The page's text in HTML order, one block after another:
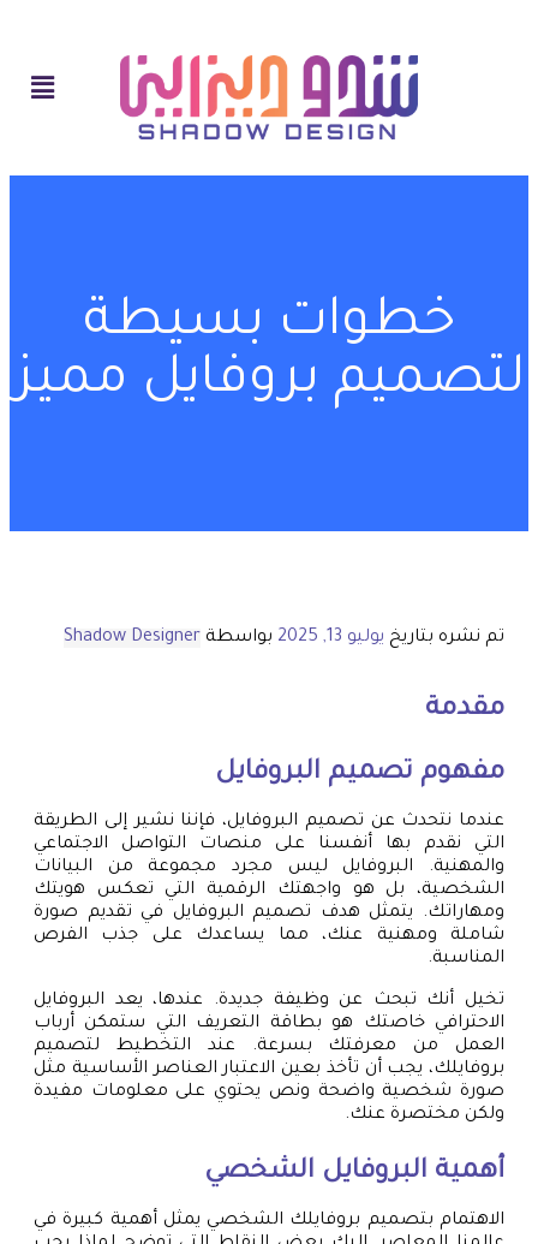
خطوات بسيطة
لتصميم بروفايل مميز
تم نشره بتاريخ يوليو 13, 2025 بواسطة Shadow Designer
مقدمة
مفهوم تصميم البروفايل
عندما نتحدث عن تصميم البروفايل، فإننا نشير إلى الطريقة
التي نقدم بها أنفسنا على منصات التواصل الاجتماعي
والمهنية. البروفايل ليس مجرد مجموعة من البيانات
الشخصية، بل هو واجهتك الرقمية التي تعكس هويتك
ومهاراتك. يتمثل هدف تصميم البروفايل في تقديم صورة
شاملة ومهنية عنك، مما يساعدك على جذب الفرص
المناسبة.
تخيل أنك تبحث عن وظيفة جديدة. عندها، يعد البروفايل
الاحترافي خاصتك هو بطاقة التعريف التي ستمكن أرباب
العمل من معرفتك بسرعة. عند التخطيط لتصميم
بروفايلك، يجب أن تأخذ بعين الاعتبار العناصر الأساسية مثل
صورة شخصية واضحة ونص يحتوي على معلومات مفيدة
ولكن مختصرة عنك.
أهمية البروفايل الشخصي
الاهتمام بتصميم بروفايلك الشخصي يمثل أهمية كبيرة في